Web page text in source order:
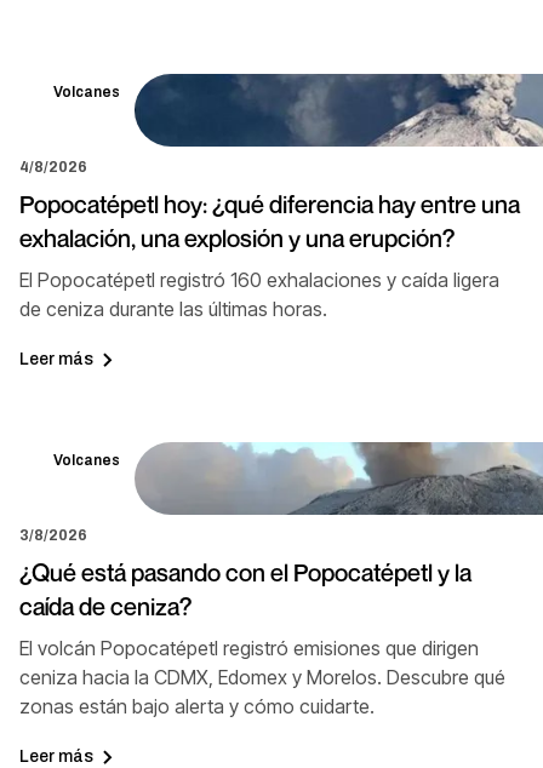
Volcanes
4/8/2026
Popocatépetl hoy: ¿qué diferencia hay entre una
exhalación, una explosión y una erupción?
El Popocatépetl registró 160 exhalaciones y caída ligera
de ceniza durante las últimas horas.
Leer más
Volcanes
3/8/2026
¿Qué está pasando con el Popocatépetl y la
caída de ceniza?
El volcán Popocatépetl registró emisiones que dirigen
ceniza hacia la CDMX, Edomex y Morelos. Descubre qué
zonas están bajo alerta y cómo cuidarte.
Leer más